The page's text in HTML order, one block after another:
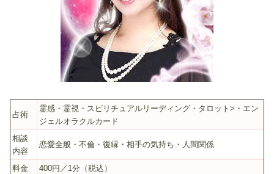
占術
霊感・霊視・スピリチュアルリーディング・タロット>・エン
ジェルオラクルカード
相談
内容
恋愛全般・不倫・復縁・相手の気持ち・人間関係
料金 400円／1分（税込）